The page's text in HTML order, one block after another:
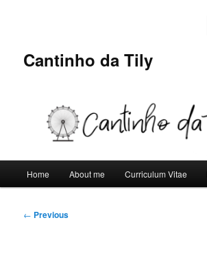
Cantinho da Tily
Home About me Curriculum Vitae
Post
← Previous